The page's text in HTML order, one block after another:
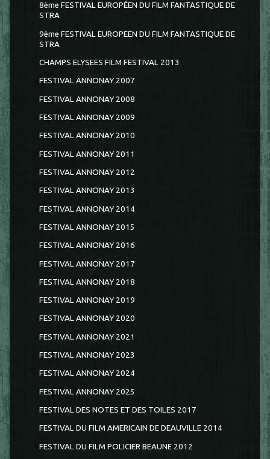
8ème FESTIVAL EUROPÉEN DU FILM FANTASTIQUE DE
STRA
9ème FESTIVAL EUROPEEN DU FILM FANTASTIQUE DE
STRA
CHAMPS ELYSEES FILM FESTIVAL 2013
FESTIVAL ANNONAY 2007
FESTIVAL ANNONAY 2008
FESTIVAL ANNONAY 2009
FESTIVAL ANNONAY 2010
FESTIVAL ANNONAY 2011
FESTIVAL ANNONAY 2012
FESTIVAL ANNONAY 2013
FESTIVAL ANNONAY 2014
FESTIVAL ANNONAY 2015
FESTIVAL ANNONAY 2016
FESTIVAL ANNONAY 2017
FESTIVAL ANNONAY 2018
FESTIVAL ANNONAY 2019
FESTIVAL ANNONAY 2020
FESTIVAL ANNONAY 2021
FESTIVAL ANNONAY 2023
FESTIVAL ANNONAY 2024
FESTIVAL ANNONAY 2025
FESTIVAL DES NOTES ET DES TOILES 2017
FESTIVAL DU FILM AMERICAIN DE DEAUVILLE 2014
FESTIVAL DU FILM POLICIER BEAUNE 2012